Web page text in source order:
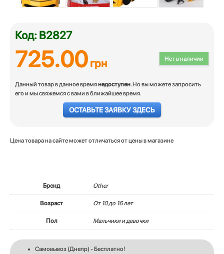
Код: B2827
Нет в наличии
725.00грн
Данный товар в данное времянедоступен. Но вы можете запросить
его и мы свяжемся с вами в ближайшее время.
ОСТАВЬТЕ ЗАЯВКУ ЗДЕСЬ
Цена товара на сайте может отличаться от цены в магазине
Бренд Other
Возраст От 10 до 16 лет
Пол Мальчики и девочки
Самовывоз (Днепр) - Бесплатно!